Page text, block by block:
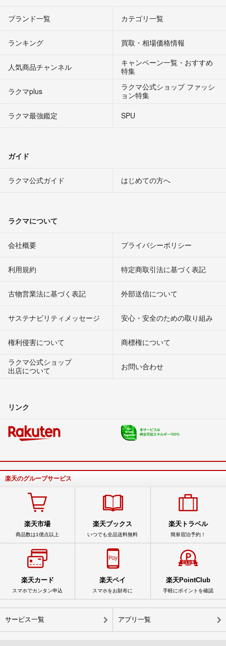
ブランド一覧 カテゴリ一覧
ランキング 買取・相場価格情報
人気商品チャンネル
キャンペーン一覧・おすすめ
特集
ラクマplus
ラクマ公式ショップ ファッシ
ョン特集
ラクマ最強鑑定
SPU
ガイド
ラクマ公式ガイド はじめての方へ
ラクマについて
会社概要 プライバシーポリシー
利用規約 特定商取引法に基づく表記
古物営業法に基づく表記 外部送信について
サステナビリティメッセージ 安心・安全のための取り組み
権利侵害について
商標権について
ラクマ公式ショップ
出店について
お問い合わせ
リンク
楽天のグループサービス
楽天市場
商品数は1億点以上
楽天ブックス
いつでも全品送料無料
楽天トラベル
簡単宿泊予約！
楽天カード
スマホでカンタン申込
楽天ペイ
スマホをお財布に
楽天PointClub
手軽にポイントを確認
サービス一覧 アプリ一覧